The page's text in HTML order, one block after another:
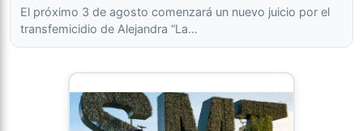
El próximo 3 de agosto comenzará un nuevo juicio por el
transfemicidio de Alejandra “La…